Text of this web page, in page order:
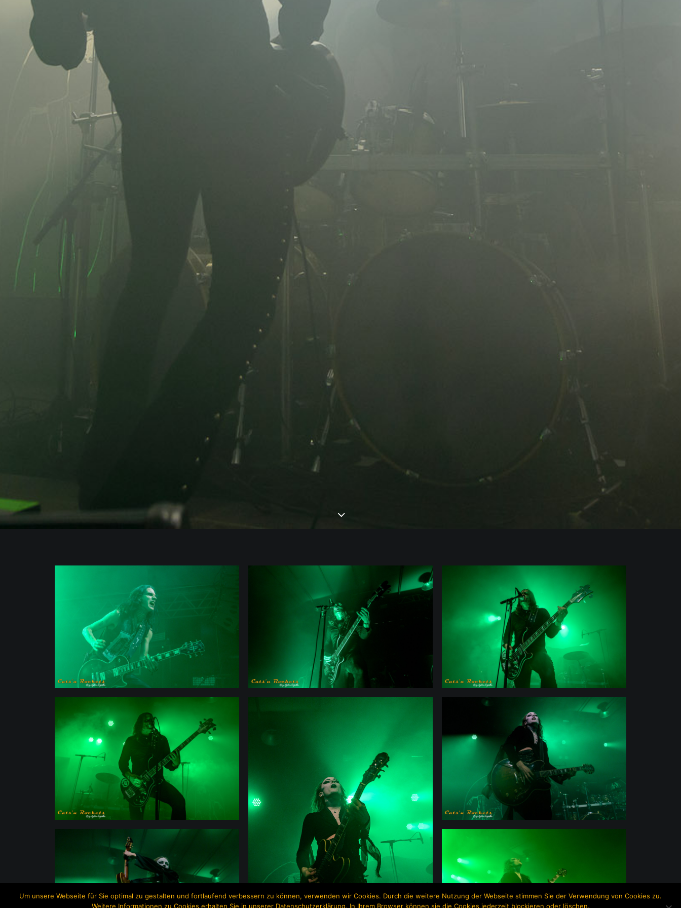
Um unsere Webseite für Sie optimal zu gestalten und fortlaufend verbessern zu können, verwenden wir Cookies. Durch die weitere Nutzung der Webseite stimmen Sie der Verwendung von Cookies zu.
Weitere Informationen zu Cookies erhalten Sie in unserer Datenschutzerklärung. In Ihrem Browser können sie die Cookies jederzeit blockieren oder löschen.